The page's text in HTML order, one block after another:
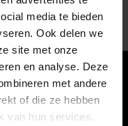
media te bieden
Ook delen we
site met onze
en analyse. Deze
met andere
of die ze hebben
van hun services.